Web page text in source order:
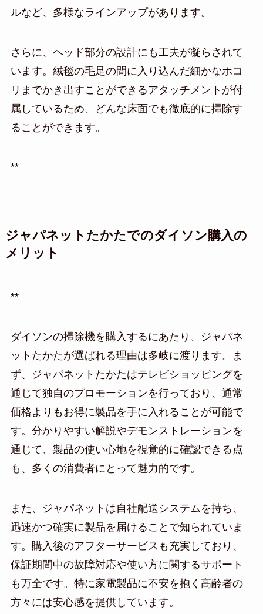
ルなど、多様なラインアップがあります。
さらに、ヘッド部分の設計にも工夫が凝らされて
います。絨毯の毛足の間に入り込んだ細かなホコ
リまでかき出すことができるアタッチメントが付
属しているため、どんな床面でも徹底的に掃除す
ることができます。
**
ジャパネットたかたでのダイソン購入の
メリット
**
ダイソンの掃除機を購入するにあたり、ジャパネ
ットたかたが選ばれる理由は多岐に渡ります。ま
ず、ジャパネットたかたはテレビショッピングを
通じて独自のプロモーションを行っており、通常
価格よりもお得に製品を手に入れることが可能で
す。分かりやすい解説やデモンストレーションを
通じて、製品の使い心地を視覚的に確認できる点
も、多くの消費者にとって魅力的です。
また、ジャパネットは自社配送システムを持ち、
迅速かつ確実に製品を届けることで知られていま
す。購入後のアフターサービスも充実しており、
保証期間中の故障対応や使い方に関するサポート
も万全です。特に家電製品に不安を抱く高齢者の
方々には安心感を提供しています。